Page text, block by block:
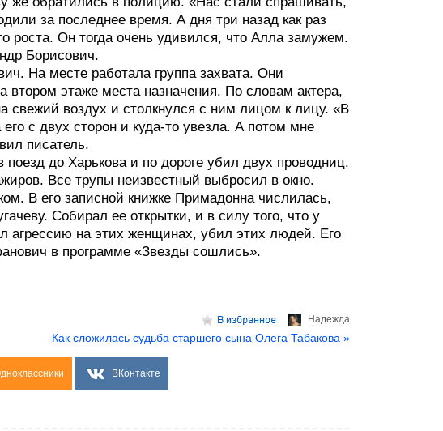
за последнее время. А дня три назад как раз
роста. Он тогда очень удивился, что Алла замужем.
Борисович.
На месте работала группа захвата. Они
втором этаже места назначения. По словам актера,
свежий воздух и столкнулся с ним лицом к лицу. «В
с двух сторон и куда-то увезла. А потом мне
писатель.
до Харькова и по дороге убил двух проводниц.
Все трупы неизвестный выбросил в окно.
В его записной книжке Примадонна числилась,
Собирал ее открытки, и в силу того, что у
агрессию на этих женщинах, убил этих людей. Его
в программе «Звезды сошлись».
Надеждa
Как сложилась судьба старшего сына Олега Табакова »
ВКонтакте